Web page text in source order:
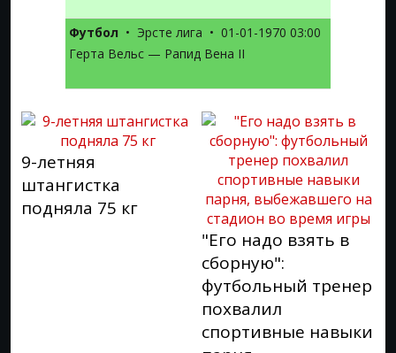
Футбол • Эрсте лига • 01-01-1970 03:00
Герта Вельс — Рапид Вена II
9-летняя
штангистка
подняла 75 кг
"Его надо взять в
сборную":
футбольный тренер
похвалил
спортивные навыки